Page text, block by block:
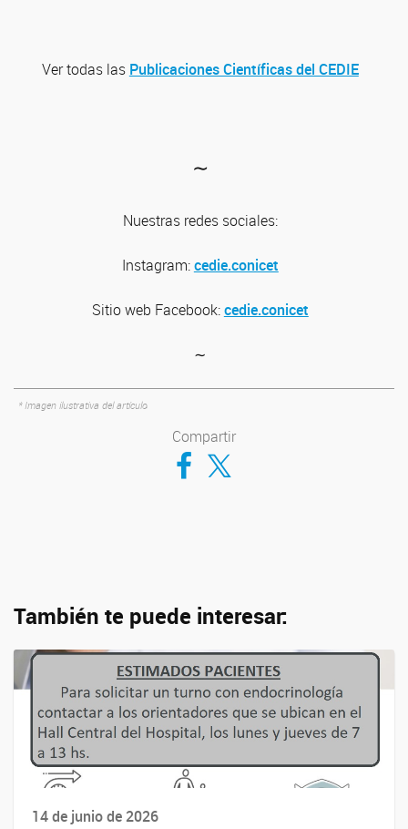
Ver todas las Publicaciones Científicas del CEDIE
∼
Nuestras redes sociales:
Instagram:cedie.conicet
Sitio web Facebook:cedie.conicet
∼
* Imagen ilustrativa del artículo
Compartir
Compartir en Facebook
Compartir en Twitter
También te puede interesar:
14 de junio de 2026